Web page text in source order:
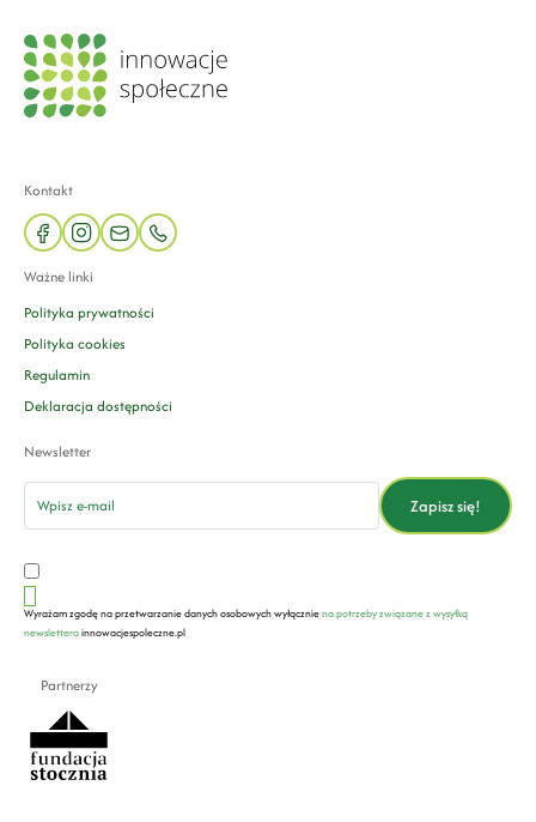
Kontakt
facebookinstagram
mail phone
Ważne linki
Polityka prywatności
Polityka cookies
Regulamin
Deklaracja dostępności
Newsletter
email
Zapisz się!
Wyrażam zgodę na przetwarzanie danych osobowych wyłączniena potrzeby związane z wysyłką
newsletterainnowacjespoleczne.pl
Partnerzy